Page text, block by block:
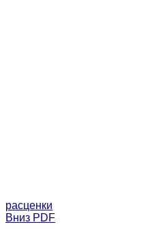
расценки
Вниз PDF